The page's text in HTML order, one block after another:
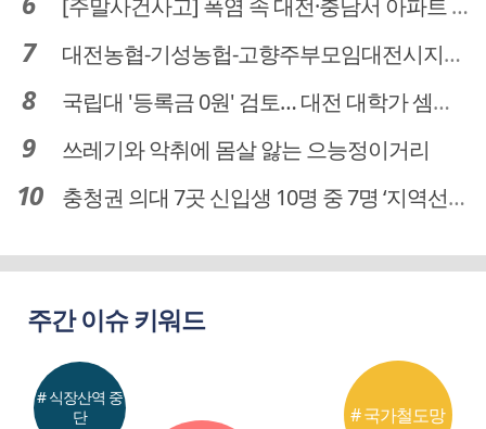
[주말사건사고] 폭염 속 대전·충남서 아파트 화재·정전 잇따라…주민 대피·불편
대전농협-기성농헙-고향주부모임대전시지회, 이심점심 중식지원 봉사활동
국립대 '등록금 0원' 검토… 대전 대학가 셈법 복잡
쓰레기와 악취에 몸살 앓는 으능정이거리
충청권 의대 7곳 신입생 10명 중 7명 ‘지역선발’… 대전도 69.7%
주간 이슈 키워드
# 국가철도망
# 식장산역 중
단